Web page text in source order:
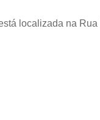
localizada na